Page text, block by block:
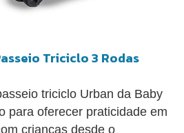
Triciclo 3 Rodas
triciclo Urban da Baby
para oferecer praticidade em
crianças desde o